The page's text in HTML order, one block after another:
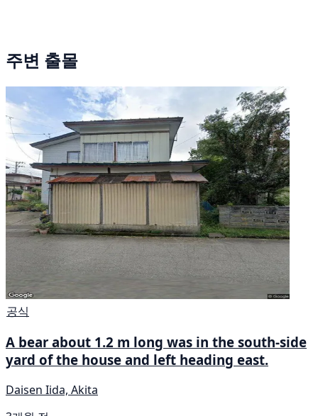
주변 출몰
공식
A bear about 1.2 m long was in the south-side
yard of the house and left heading east.
Daisen Iida, Akita